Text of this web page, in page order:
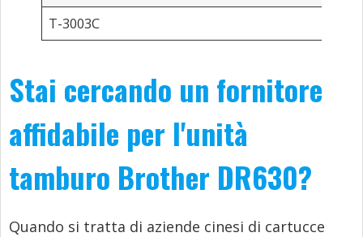
T-3003C
Stai cercando un fornitore
affidabile per l'unità
tamburo Brother DR630?
Quando si tratta di aziende cinesi di cartucce